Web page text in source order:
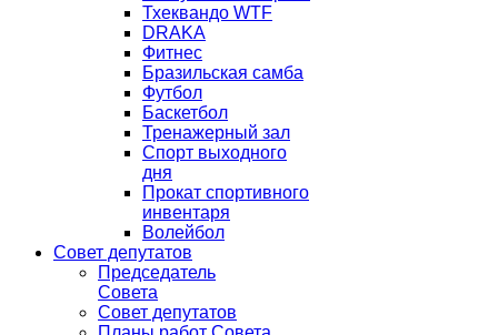
Тхеквандо WTF
DRAKA
Фитнес
Бразильская самба
Футбол
Баскетбол
Тренажерный зал
Спорт выходного
дня
Прокат спортивного
инвентаря
Волейбол
Совет депутатов
Председатель
Совета
Совет депутатов